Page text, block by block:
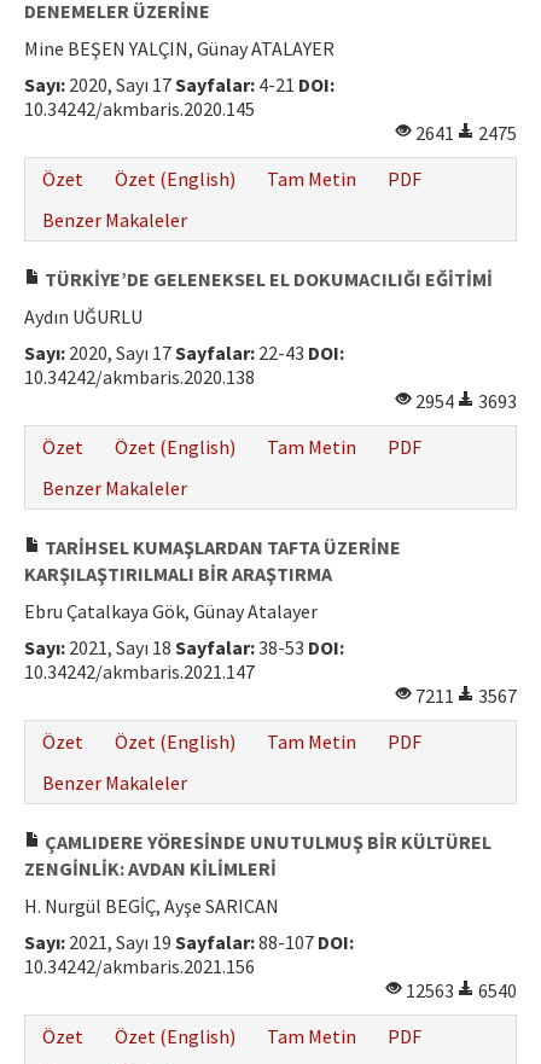
DENEMELER ÜZERİNE
Mine BEŞEN YALÇIN, Günay ATALAYER
Sayı: 2020, Sayı 17Sayfalar: 4-21 DOI:
10.34242/akmbaris.2020.145
2641
2475
Özet
Özet (English) Tam Metin
PDF
Benzer Makaleler
TÜRKİYE’DE GELENEKSEL EL DOKUMACILIĞI EĞİTİMİ
Aydın UĞURLU
Sayı: 2020, Sayı 17Sayfalar: 22-43 DOI:
10.34242/akmbaris.2020.138
2954
3693
Özet
Özet (English) Tam Metin
PDF
Benzer Makaleler
TARİHSEL KUMAŞLARDAN TAFTA ÜZERİNE
KARŞILAŞTIRILMALI BİR ARAŞTIRMA
Ebru Çatalkaya Gök, Günay Atalayer
Sayı: 2021, Sayı 18 Sayfalar:38-53 DOI:
10.34242/akmbaris.2021.147
7211
3567
Özet
Özet (English) Tam Metin
PDF
Benzer Makaleler
ÇAMLIDERE YÖRESİNDE UNUTULMUŞ BİR KÜLTÜREL
ZENGİNLİK: AVDAN KİLİMLERİ
H. Nurgül BEGİÇ, Ayşe SARICAN
Sayı: 2021, Sayı 19 Sayfalar:88-107 DOI:
10.34242/akmbaris.2021.156
12563
6540
Özet
Özet (English) Tam Metin
PDF